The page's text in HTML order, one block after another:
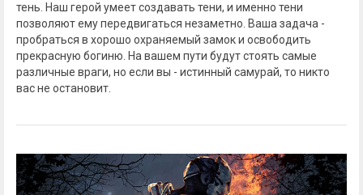
тень. Наш герой умеет создавать тени, и именно тени
позволяют ему передвигаться незаметно. Ваша задача -
пробраться в хорошо охраняемый замок и освободить
прекрасную богиню. На вашем пути будут стоять самые
различные враги, но если вы - истинный самурай, то никто
вас не остановит.